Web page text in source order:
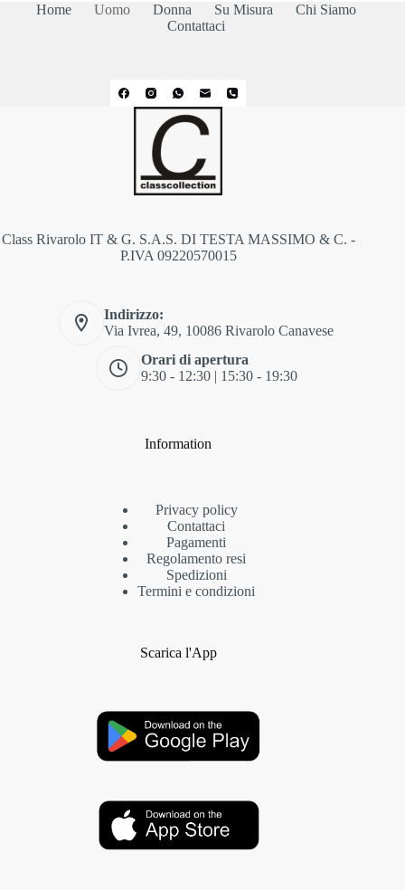
Home Uomo Donna Su Misura
Chi Siamo
Contattaci
Class Rivarolo IT & G. S.A.S. DI TESTA MASSIMO & C. -
P.IVA 09220570015
Indirizzo:
Via Ivrea, 49, 10086 Rivarolo Canavese
Orari di apertura
9:30 - 12:30 | 15:30 - 19:30
Information
Privacy policy
Contattaci
Pagamenti
Regolamento resi
Spedizioni
Termini e condizioni
Scarica l'App